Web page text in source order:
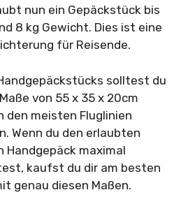
nun ein Gepäckstück bis
8 kg Gewicht. Dies ist eine
für Reisende.
solltest du
von 55 x 35 x 20cm
den meisten Fluglinien
Wenn du den erlaubten
Handgepäck maximal
kaufst du dir am besten
genau diesen Maßen.